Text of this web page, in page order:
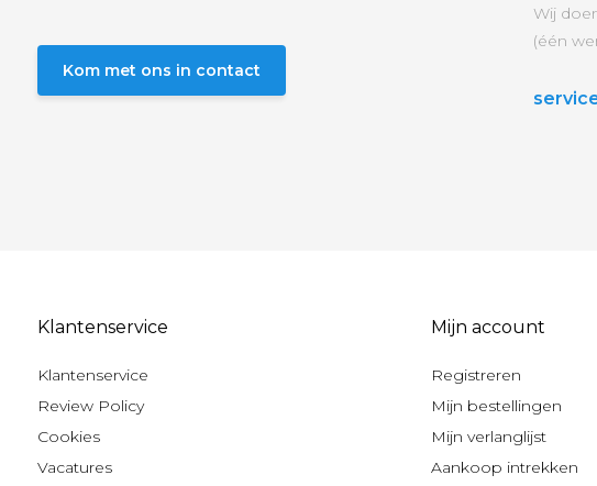
Kom met ons in contact
Wij
(één
Klantenservice
Klantenservice
Review Policy
Cookies
Vacatures
Mijn account
Registreren
Mijn bestellingen
Mijn verlanglijst
Aankoop intrekken